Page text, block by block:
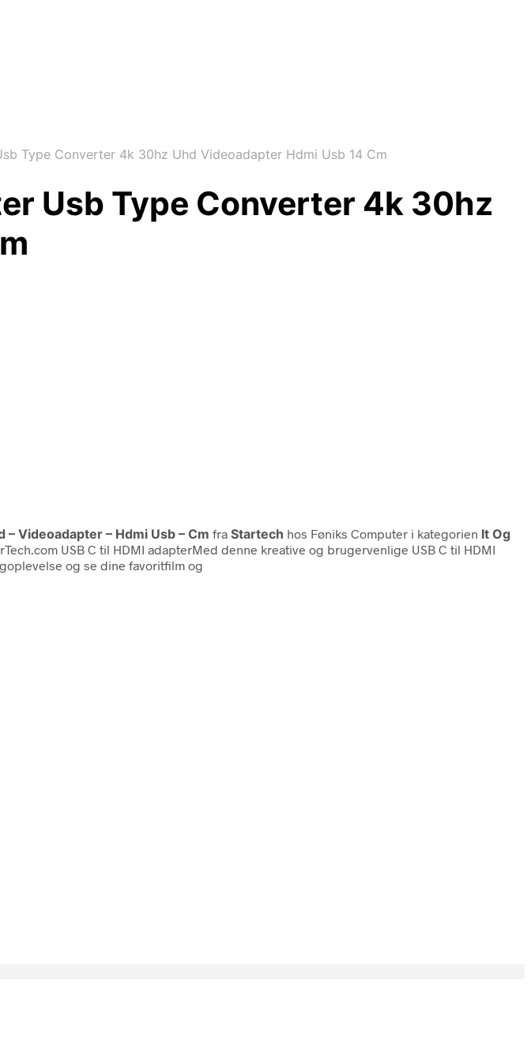
Type Converter 4k 30hz Uhd Videoadapter Hdmi Usb 14 Cm
Usb Type Converter 4k 30hz
Videoadapter – Hdmi Usb – Cm fra Startech hos Føniks Computer i kategorien It Og
USB C til HDMI adapterMed denne kreative og brugervenlige USB C til HDMI
og se dine favoritfilm og